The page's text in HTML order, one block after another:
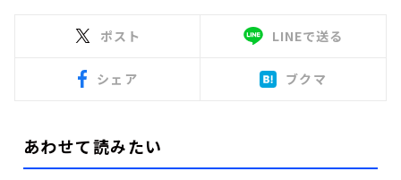
ポスト LINEで送る
シェア ブクマ
あわせて読みたい